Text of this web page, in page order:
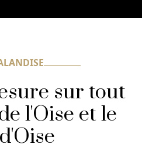
sur tout
l'Oise et le